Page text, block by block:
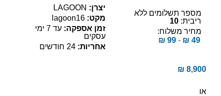
מספר תשלומים ללא
ריבית: 10
מחיר משלוח:
₪ 49
-
₪ 99
יצרן: LAGOON
מקט: lagoon16
זמן אספקה:
עד 7 ימי
עסקים
אחריות: 24 חודשים
₪ 8,900
או